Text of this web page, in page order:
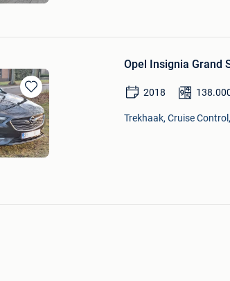
Bewaren
in
Mijn
Favorieten
Opel Insignia Grand
2018
Trekhaak, Cruise